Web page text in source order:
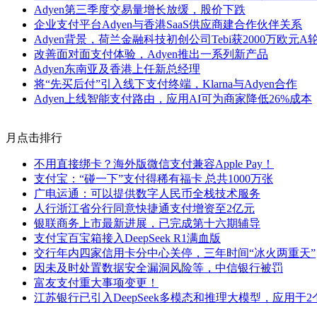
Adyen第三季度交易量增长放缓，股价下跌
企业支付平台Adyen与香港SaaS供应商建合作伙伴关系
Adyen背景，荷兰金融科技初创公司Tebi获2000万欧元A
改善面对面支付体验，Adyen推出一系列新产品
Adyen东南亚及香港上任新总经理
将“先买后付”引入线下支付终端，Klarna与Adyen合作
Adyen上线智能支付路由，应用AI可为商家降低26%成本
月点击排行
不用直接绑卡？海外版微信支付兼容Apple Pay！
支付宝：“碰一下”支付得稀有福卡 总共1000万张
广电运通：可以提供数字人民币全栈技术服务
人行浙江省分行同意快捷通支付增资至2亿元
银联商务上市最新进展，已完成第十六期辅导
支付宝百宝箱接入DeepSeek R1满血版
交行年内四家信用卡分中心关停，三年时间“冰火两重天”
因未及时处置数据安全漏洞风险等，中信银行被罚
富友支付重大事项变更！
江苏银行已引入DeepSeek多模态和推理大模型，应用于2